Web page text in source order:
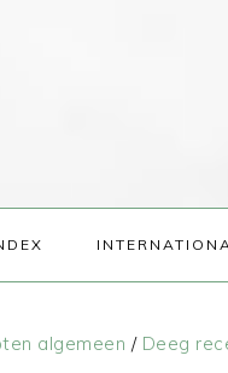
algemeen / Deeg